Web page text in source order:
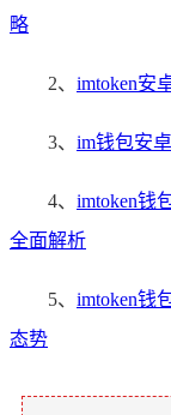
略
2、 imtoken安
3、 im钱包安
4、 imtoken钱
全面解析
5、 imtoken钱
态势